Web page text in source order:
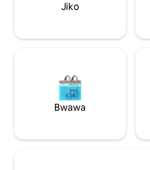
Jiko
Bwawa